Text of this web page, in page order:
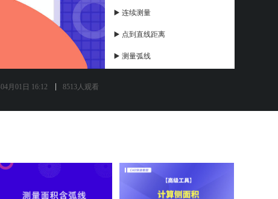
月01日 16:12 8513人观看
▶️ 连续测量
▶️ 点到直线距离
▶️ 测量弧线
▶️ 矩形、椭圆
▶️ 电脑端添加照片标注